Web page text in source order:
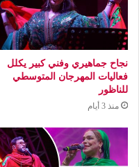
نجاح جماهيري وفني كبير يكلل
فعاليات المهرجان المتوسطي
للناظور
منذ 3 أيام